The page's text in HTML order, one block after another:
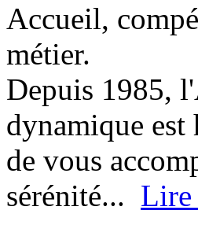
Accueil,
métier.
Depuis 1985,
dynamique est
de vous
sérénité... Lire